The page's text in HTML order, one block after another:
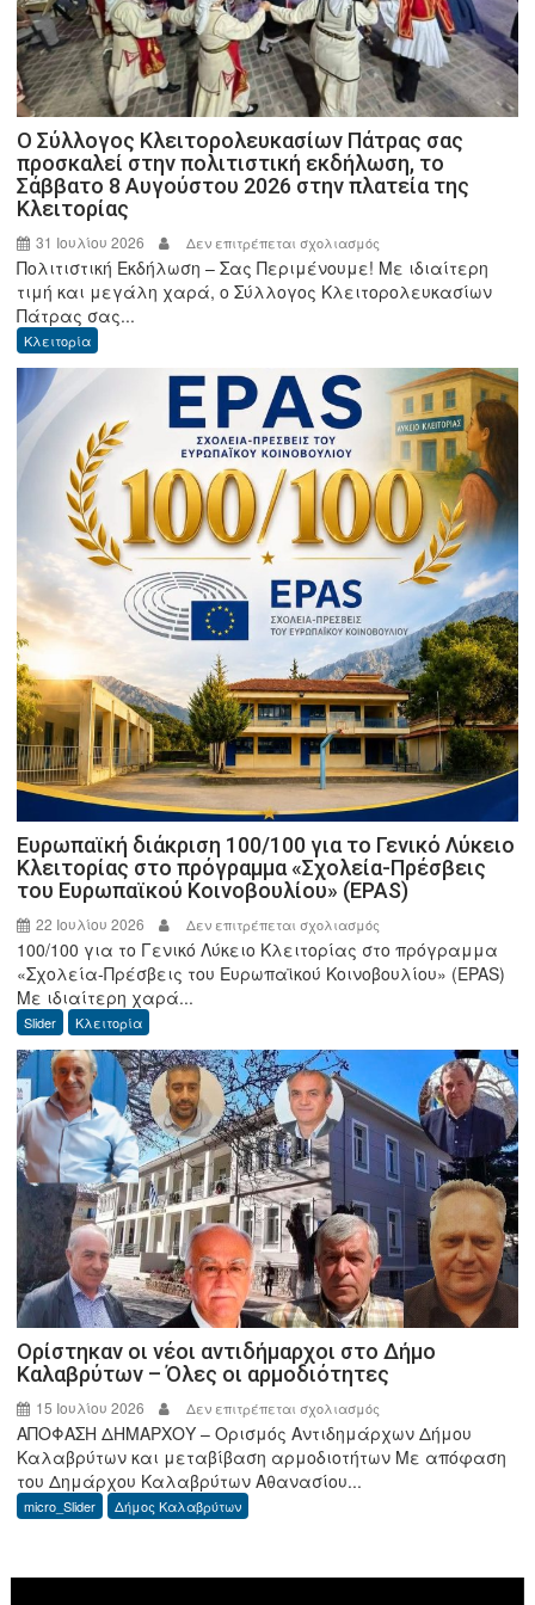
Ο Σύλλογος Κλειτορολευκασίων Πάτρας σας
προσκαλεί στην πολιτιστική εκδήλωση, το
Σάββατο 8 Αυγούστου 2026 στην πλατεία της
Κλειτορίας
31 Ιουλίου 2026 Δεν επιτρέπεται σχολιασμός
Ο
Σύλλογος
σας
προσκαλεί
στην
πολιτιστική
εκδήλωση,
το
Σάββατο
8
Αυγούστου
στην
πλατεία
της
Κλειτορίας
Πολιτιστική Εκδήλωση – Σας Περιμένουμε! Με ιδιαίτερη
τιμή και μεγάλη χαρά, ο Σύλλογος Κλειτορολευκασίων
Πάτρας σας...
Κλειτορία
Ευρωπαϊκή διάκριση 100/100 για το Γενικό Λύκειο
Κλειτορίας στο πρόγραμμα «Σχολεία-Πρέσβεις
του Ευρωπαϊκού Κοινοβουλίου» (EPAS)
22 Ιουλίου 2026 Δεν επιτρέπεται σχολιασμός
Ευρωπαϊκή
διάκριση
το
Γενικό
Λύκειο
Κλειτορίας
στο
πρόγραμμα
«Σχολεία-
Πρέσβεις
του
Ευρωπαϊκού
Κοινοβουλίου»
(EPAS)
100/100 για το Γενικό Λύκειο Κλειτορίας στο πρόγραμμα
«Σχολεία-Πρέσβεις του Ευρωπαϊκού Κοινοβουλίου» (EPAS)
Με ιδιαίτερη χαρά...
Slider Κλειτορία
Ορίστηκαν οι νέοι αντιδήμαρχοι στο Δήμο
Καλαβρύτων – Όλες οι αρμοδιότητες
15 Ιουλίου 2026 Δεν επιτρέπεται σχολιασμός
Ορίστηκαν
οι
ΑΠΟΦΑΣΗ ΔΗΜΑΡΧΟΥ – Ορισμός Αντιδημάρχων Δήμου
Καλαβρύτων και μεταβίβαση αρμοδιοτήτων Με απόφαση
του Δημάρχου Καλαβρύτων Αθανασίου...
micro_Slider Δήμος Καλαβρύτων